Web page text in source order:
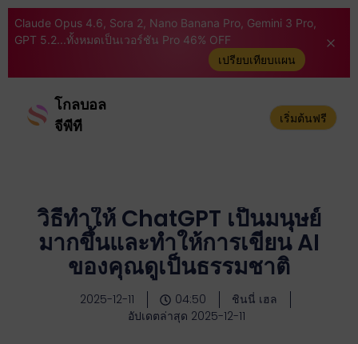
Claude Opus 4.6, Sora 2, Nano Banana Pro, Gemini 3 Pro,
GPT 5.2...ทั้งหมดเป็นเวอร์ชัน Pro 46% OFF
เปรียบเทียบแผน
โกลบอล
จีพีที
เริ่มต้นฟรี
วิธีทำให้ ChatGPT เป็นมนุษย์
มากขึ้นและทำให้การเขียน AI
ของคุณดูเป็นธรรมชาติ
2025-12-11 04:50
ชินนี่ เฮล
อัปเดตล่าสุด 2025-12-11